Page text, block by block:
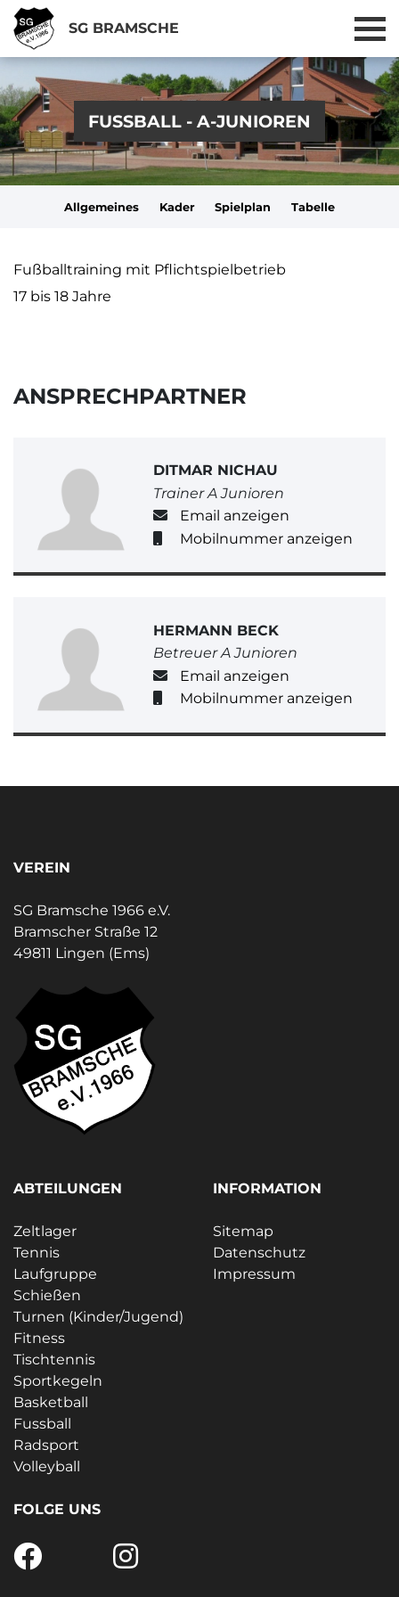
SG BRAMSCHE
FUSSBALL - A-JUNIOREN
Allgemeines Kader Spielplan Tabelle
Fußballtraining mit Pflichtspielbetrieb
17 bis 18 Jahre
ANSPRECHPARTNER
DITMAR NICHAU
Trainer A Junioren
Email anzeigen
Mobilnummer anzeigen
HERMANN BECK
Betreuer A Junioren
Email anzeigen
Mobilnummer anzeigen
VEREIN
SG Bramsche 1966 e.V.
Bramscher Straße 12
49811 Lingen (Ems)
ABTEILUNGEN
Zeltlager
Tennis
Laufgruppe
Schießen
Turnen (Kinder/Jugend)
Fitness
Tischtennis
Sportkegeln
Basketball
Fussball
Radsport
Volleyball
INFORMATION
Sitemap
Datenschutz
Impressum
FOLGE UNS